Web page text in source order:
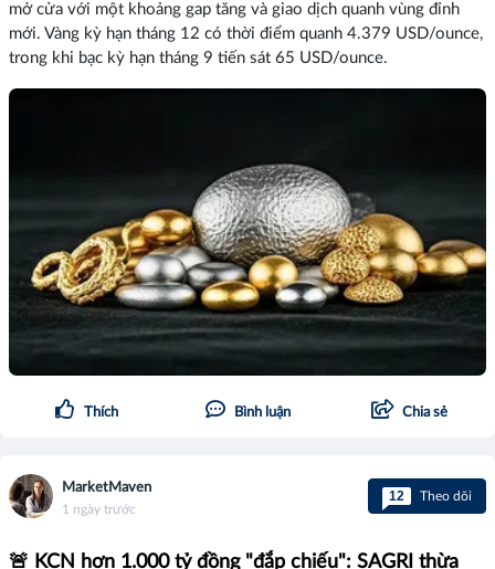
mở cửa với một khoảng gap tăng và giao dịch quanh vùng đỉnh
mới. Vàng kỳ hạn tháng 12 có thời điểm quanh 4.379 USD/ounce,
trong khi bạc kỳ hạn tháng 9 tiến sát 65 USD/ounce.
Thích Bình luận Chia sẻ
MarketMaven
1 ngày trước
12 Theo dõi
🚨 KCN hơn 1.000 tỷ đồng "đắp chiếu": SAGRI thừa